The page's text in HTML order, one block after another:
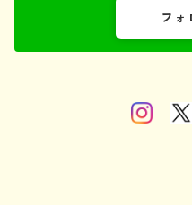
フォ